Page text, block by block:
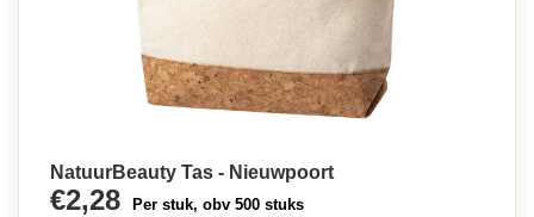
NatuurBeauty Tas - Nieuwpoort
€2,28 Per stuk, obv 500 stuks